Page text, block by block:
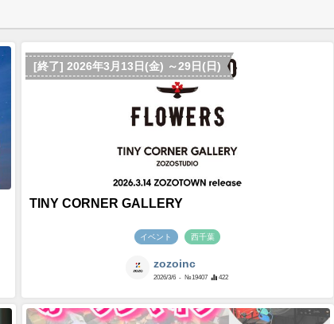
[終了] 2026年3月13日(金) ～29日(日)
TINY CORNER GALLERY
イベント 西千葉
zozoinc
2026/3/6 - №19407 422